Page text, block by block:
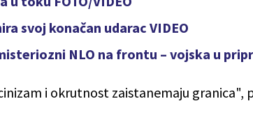
svoj konačan udarac VIDEO
NLO na frontu – vojska u
i okrutnost zaistanemaju granica",